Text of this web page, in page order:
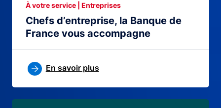
Chefs d’entreprise, la Banque de
France vous accompagne
À votre service | Entreprises
En savoir plus